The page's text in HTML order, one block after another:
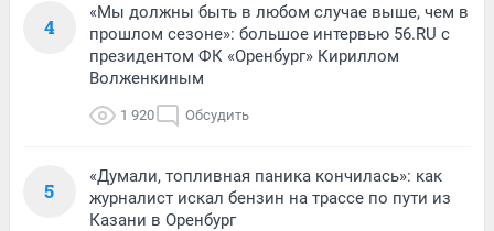
4
«Мы должны быть в любом случае выше, чем в
прошлом сезоне»: большое интервью 56.RU с
президентом ФК «Оренбург» Кириллом
Волженкиным
1 920 Обсудить
5
«Думали, топливная паника кончилась»: как
журналист искал бензин на трассе по пути из
Казани в Оренбург